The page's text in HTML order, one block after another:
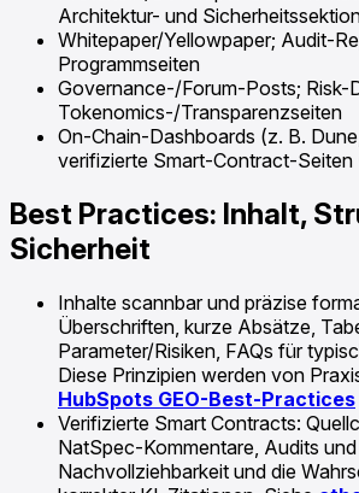
Architektur- und
Whitepaper/Yellowpaper; Audit-
Programmseiten
Governance-/Forum-Posts; Risk-
Tokenomics-/Transparenzseiten
On-Chain-Dashboards (z. B.
verifizierte Smart-Contract-Seiten
Best Practices: Inhalt,
Sicherheit
Inhalte scannbar und präzise
Überschriften, kurze Absätze,
Parameter/Risiken, FAQs für
Diese Prinzipien werden von
HubSpots GEO-Best-Practices
Verifizierte Smart Contracts:
NatSpec-Kommentare, Audits
Nachvollziehbarkeit und die